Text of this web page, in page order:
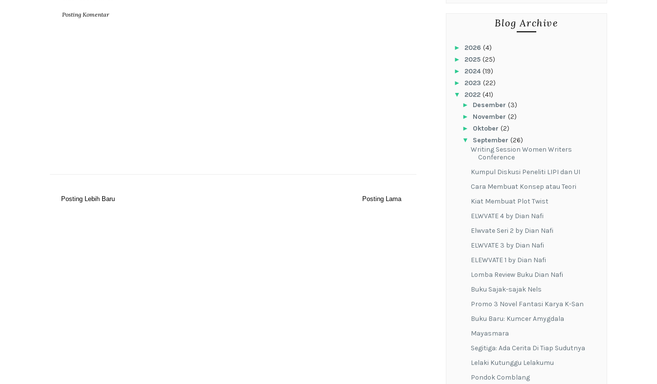
Posting Komentar
Posting Lebih Baru Posting Lama
Blog Archive
► 2026 (4)
► 2025 (25)
► 2024(19)
► 2023 (22)
▼ 2022 (41)
► Desember (3)
► November (2)
► Oktober (2)
▼ September (26)
Writing Session Women Writers
Conference
Kumpul Diskusi Peneliti LIPI dan UI
Cara Membuat Konsep atau Teori
Kiat Membuat Plot Twist
ELWVATE 4 by Dian Nafi
Elwvate Seri 2 by Dian Nafi
ELWVATE 3 by Dian Nafi
ELEWVATE 1 by Dian Nafi
Lomba Review Buku Dian Nafi
Buku Sajak-sajak Nels
Promo 3 Novel Fantasi Karya K-San
Buku Baru: Kumcer Amygdala
Mayasmara
Segitiga: Ada Cerita Di Tiap Sudutnya
Lelaki Kutunggu Lelakumu
Pondok Comblang